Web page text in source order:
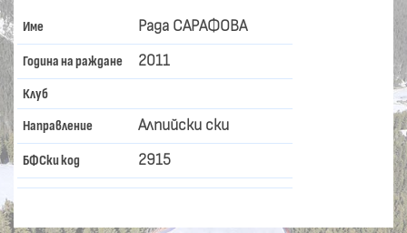
Име Рада САРАФОВА
Година на раждане 2011
Клуб
Направление Алпийски ски
БФСки код 2915